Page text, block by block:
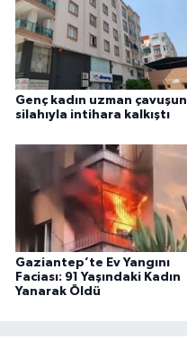
Genç kadın uzman çavuşun
silahıyla intihara kalkıştı
Gaziantep’te Ev Yangını
Faciası: 91 Yaşındaki Kadın
Yanarak Öldü